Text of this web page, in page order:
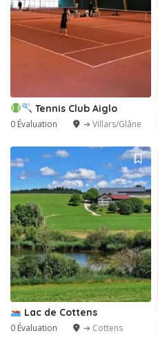
Tennis Club Aiglo
0 Évaluation ➔ Villars/Glâne
Lac de Cottens
0 Évaluation ➔ Cottens